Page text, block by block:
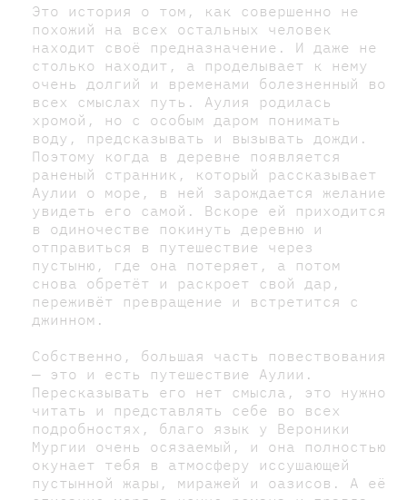
Это история о том, как совершенно не
похожий на всех остальных человек
находит своё предназначение. И даже не
столько находит, а проделывает к нему
очень долгий и временами болезненный во
всех смыслах путь. Аулия родилась
хромой, но с особым даром понимать
воду, предсказывать и вызывать дожди.
Поэтому когда в деревне появляется
раненый странник, который рассказывает
Аулии о море, в ней зарождается желание
увидеть его самой. Вскоре ей приходится
в одиночестве покинуть деревню и
отправиться в путешествие через
пустыню, где она потеряет, а потом
снова обретёт и раскроет свой дар,
переживёт превращение и встретится с
джинном.
Собственно, большая часть повествования
— это и есть путешествие Аулии.
Пересказывать его нет смысла, это нужно
читать и представлять себе во всех
подробностях, благо язык у Вероники
Мургии очень осязаемый, и она полностью
окунает тебя в атмосферу иссушающей
пустынной жары, миражей и оазисов. А её